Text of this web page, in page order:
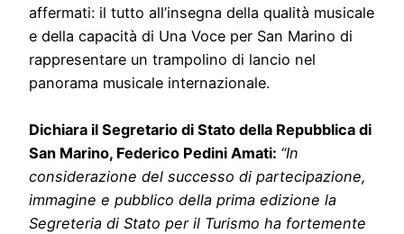
affermati: il tutto all’insegna della qualità musicale
e della capacità di Una Voce per San Marino di
rappresentare un trampolino di lancio nel
panorama musicale internazionale.
Dichiara il Segretario di Stato della Repubblica di
San Marino, Federico Pedini Amati: “In
considerazione del successo di partecipazione,
immagine e pubblico della prima edizione la
Segreteria di Stato per il Turismo ha fortemente